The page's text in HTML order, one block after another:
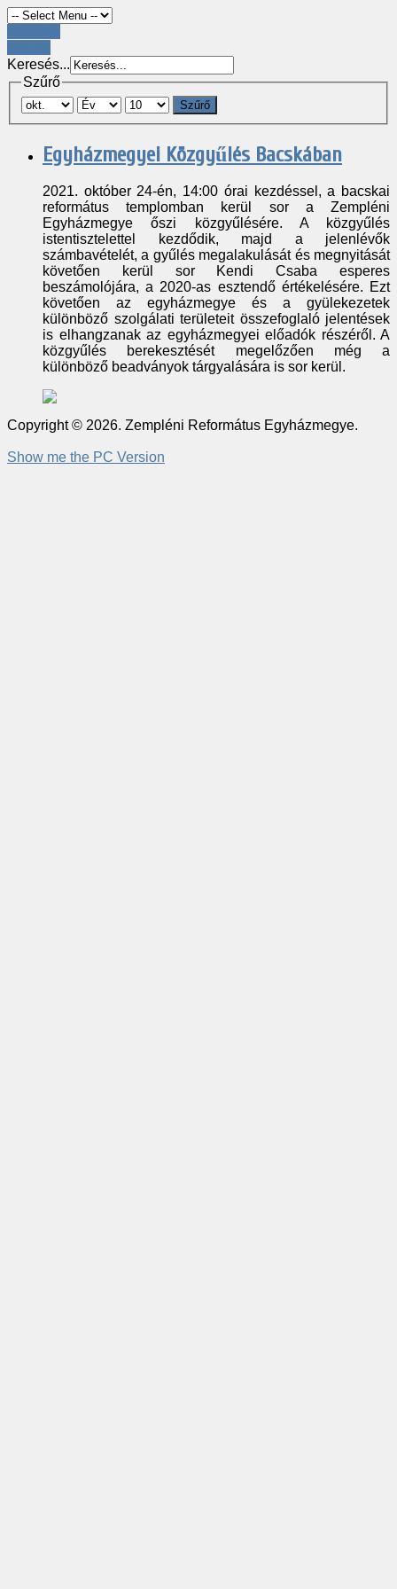
Keresés...
Szűrő
Szűrő
Egyházmegyei Közgyűlés Bacskában
2021. október 24-én, 14:00 órai kezdéssel, a bacskai
református templomban kerül sor a Zempléni
Egyházmegye őszi közgyűlésére. A közgyűlés
istentisztelettel kezdődik, majd a jelenlévők
számbavételét, a gyűlés megalakulását és megnyitását
követően kerül sor Kendi Csaba esperes
beszámolójára, a 2020-as esztendő értékelésére. Ezt
követően az egyházmegye és a gyülekezetek
különböző szolgálati területeit összefoglaló jelentések
is elhangzanak az egyházmegyei előadók részéről. A
közgyűlés berekesztését megelőzően még a
különböző beadványok tárgyalására is sor kerül.
Copyright © 2026. Zempléni Református Egyházmegye.
Show me the PC Version